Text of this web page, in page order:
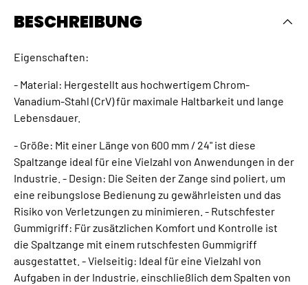
BESCHREIBUNG
Eigenschaften:
- Material: Hergestellt aus hochwertigem Chrom-
Vanadium-Stahl (CrV) für maximale Haltbarkeit und lange
Lebensdauer.
- Größe: Mit einer Länge von 600 mm / 24" ist diese
Spaltzange ideal für eine Vielzahl von Anwendungen in der
Industrie. - Design: Die Seiten der Zange sind poliert, um
eine reibungslose Bedienung zu gewährleisten und das
Risiko von Verletzungen zu minimieren. - Rutschfester
Gummigriff: Für zusätzlichen Komfort und Kontrolle ist
die Spaltzange mit einem rutschfesten Gummigriff
ausgestattet. - Vielseitig: Ideal für eine Vielzahl von
Aufgaben in der Industrie, einschließlich dem Spalten von